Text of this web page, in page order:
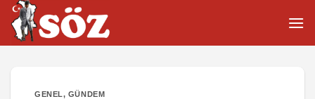
İçeriğe
atla
GENEL, GÜNDEM